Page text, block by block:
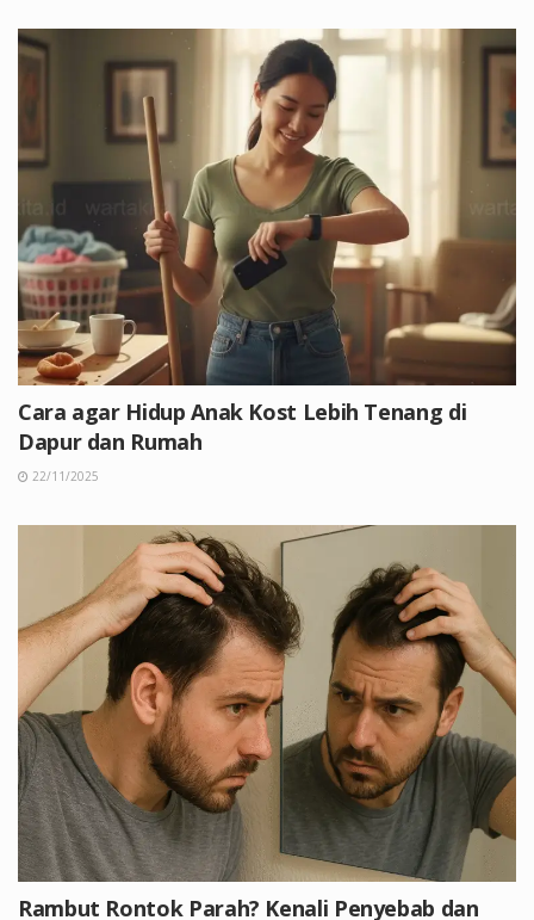
Cara agar Hidup Anak Kost Lebih Tenang di
Dapur dan Rumah
22/11/2025
Rambut Rontok Parah? Kenali Penyebab dan